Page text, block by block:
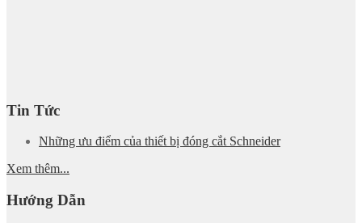
Tin Tức
Những ưu điểm của thiết bị đóng cắt Schneider
Xem thêm...
Hướng Dẫn